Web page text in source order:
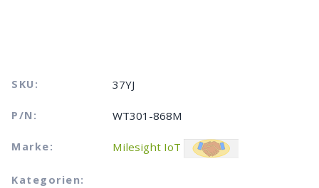
SKU: 37YJ
P/N: WT301-868M
Marke: Milesight IoT
Kategorien: